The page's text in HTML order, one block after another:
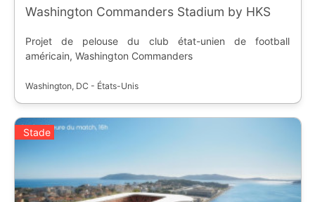
Washington Commanders Stadium by HKS
Projet de pelouse du club état-unien de football
américain, Washington Commanders
Washington, DC - États-Unis
Stade